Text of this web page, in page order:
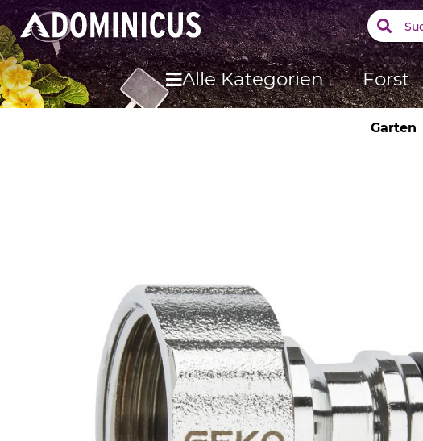
Alle Kategorien Forst
Garten